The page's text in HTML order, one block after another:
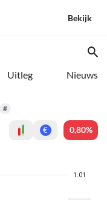
Bekijk
Uitleg Nieuws
#
€ 0,80%